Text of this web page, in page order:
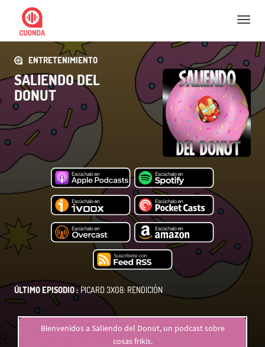
Nav
ENTRETENIMIENTO
SALIENDO DEL
DONUT
ÚLTIMO EPISODIO : PICARD 3X08: RENDICIÓN
Bienvenidos a Saliendo del Donut, un podcast sobre
cosas frikis.